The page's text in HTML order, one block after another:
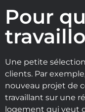
Pour
Une petite
clients. Par
nouveau projet de
travaillant sur une
logement qui veut